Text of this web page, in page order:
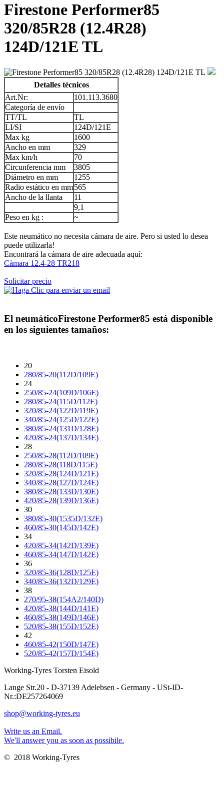
Firestone Performer85
320/85R28 (12.4R28)
124D/121E TL
Detalles técnicos
Art.Nr:
101.113.3680
Categoría de envío
TT/TL
TL
LI/SI
124D/121E
Max kg
1600
Ancho en mm
329
Max km/h
70
Circunferencia mm
3805
Diámetro en mm
1255
Radio estático en mm565
Ancho de la llanta
11
9,1
Peso en kg :
~
Este neumático no necesita cámara de aire. Pero si usted lo desea
puede utilizarla!
Encontrará la cámara de aire adecuada aquí:
Càmara 12.4-28 TR218
Solicitar precio
El neumáticoFirestone Performer85 está disponible
en los siguientes tamaños:
20
280/85-20(112D/109E)
24
250/85-24(109D/106E)
280/85-24(115D/112E)
320/85-24(122D/119E)
340/85-24(125D/122E)
380/85-24(131D/128E)
420/85-24(137D/134E)
28
250/85-28(112D/109E)
280/85-28(118D/115E)
320/85-28(124D/121E)
340/85-28(127D/124E)
380/85-28(133D/130E)
420/85-28(139D/136E)
30
380/85-30(1535D/132E)
460/85-30(145D/142E)
34
420/85-34(142D/139E)
460/85-34(147D/142E)
36
320/85-36(128D/125E)
340/85-36(132D/129E)
38
270/95-38(154A2/140D)
420/85-38(144D/141E)
460/85-38(149D/146E)
520/85-38(155D/152E)
42
460/85-42(150D/147E)
520/85-42(157D/154E)
Working-Tyres Torsten Eisold
Lange Str.20 - D-37139 Adelebsen - Germany - USt-ID-
Nr.:DE257264069
shop@working-tyres.eu
Write us an Email.
We'll answer you as soon as possibile.
© 2018 Working-Tyres